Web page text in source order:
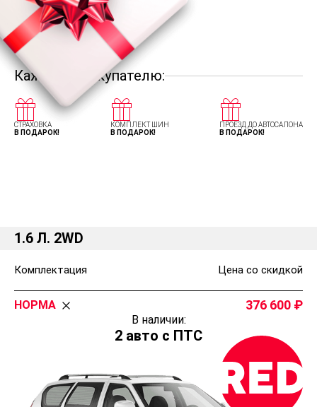
Каждому покупателю:
СТРАХОВКА
В ПОДАРОК!
КОМПЛЕКТ ШИН
В ПОДАРОК!
ПРОЕЗД ДО АВТОСАЛОНА
В ПОДАРОК!
1.6 Л. 2WD
Комплектация Цена со скидкой
НОРМА 376 600
В наличии:
2 авто с ПТС